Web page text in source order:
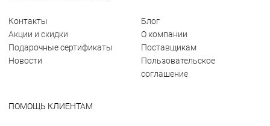
Контакты
Акции и скидки
Подарочные сертификаты
Новости
Блог
О компании
Поставщикам
Пользовательское
соглашение
ПОМОЩЬ КЛИЕНТАМ